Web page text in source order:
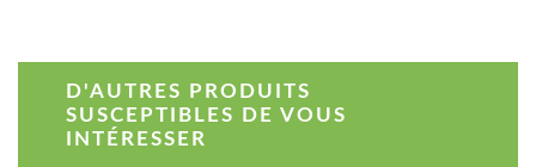
D'AUTRES PRODUITS
SUSCEPTIBLES DE VOUS
INTÉRESSER